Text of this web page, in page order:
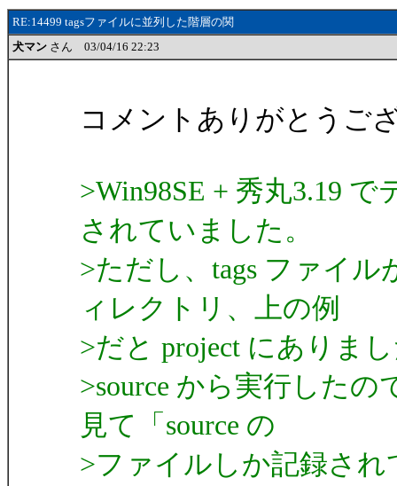
RE:14499 tagsファイルに並列した階層の関
犬マン さん 03/04/16 22:23
コメントありがとうご
>Win98SE + 秀丸3.19
されていました。
>ただし、tags ファイ
ィレクトリ、上の例
>だと project にありま
>source から実行したの
見て「source の
>ファイルしか記録さ